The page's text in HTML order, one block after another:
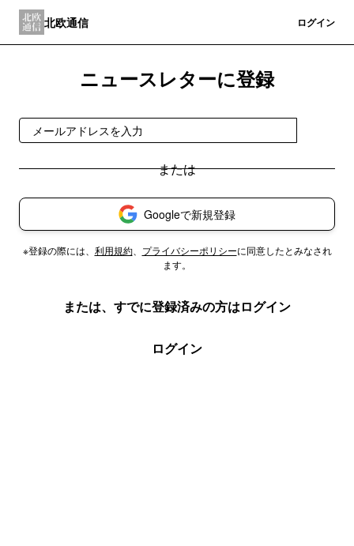
北欧通信 ログイン
ニュースレターに登録
Googleで新規登録
※登録の際には、 利用規約、 プライバシーポリシーに同意したとみなされ
ます。
または、すでに登録済みの方はログイン
ログイン